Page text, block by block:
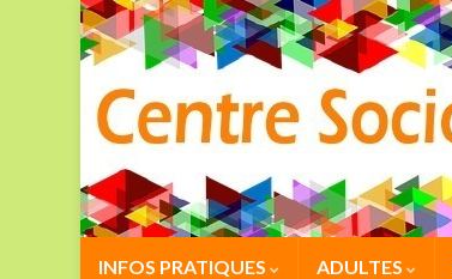
INFOS PRATIQUES ADULTES